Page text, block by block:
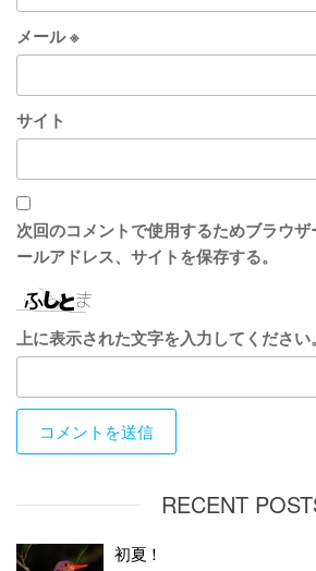
メール※
サイト
次回のコメントで使用するためブラウ
ールアドレス、サイトを保存する。
上に表示された文字を入力してください。
RECENT
初夏！